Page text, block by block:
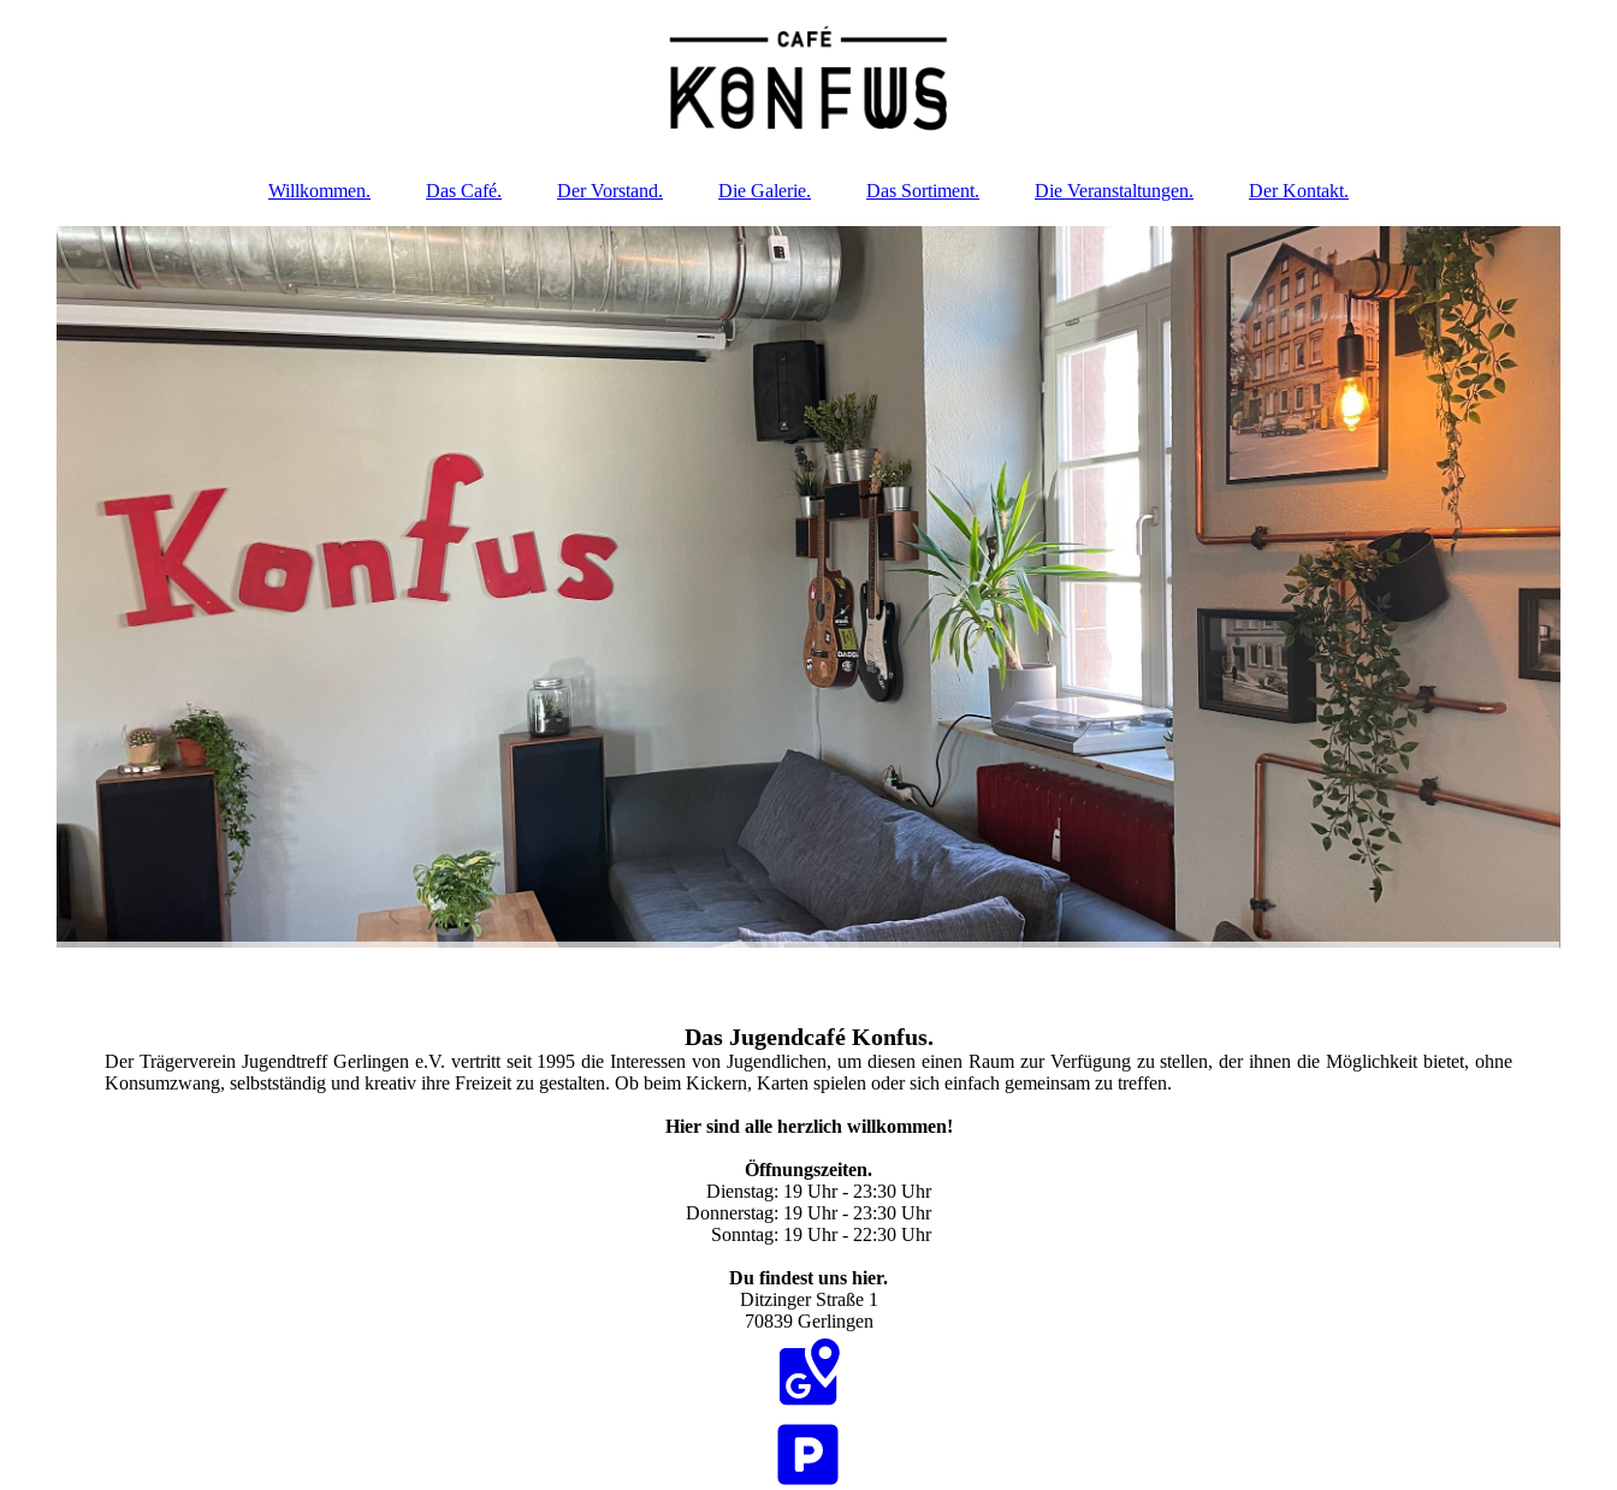
Willkommen. Das Café. Der Vorstand. Die Galerie. Das Sortiment. Die Veranstaltungen. Der Kontakt.
Das Jugendcafé Konfus.
Der Trägerverein Jugendtreff Gerlingen e.V. vertritt seit 1995 die Interessen von Jugendlichen, um diesen einen Raum zur Verfügung zu stellen, der ihnen die Möglichkeit bietet, ohne
Konsumzwang, selbstständig und kreativ ihre Freizeit zu gestalten. Ob beim Kickern, Karten spielen oder sich einfach gemeinsam zu treffen.
Hier sind alle herzlich willkommen!
Öffnungszeiten.
Dienstag: 19 Uhr - 23:30 Uhr
Donnerstag: 19 Uhr - 23:30 Uhr
Sonntag: 19 Uhr - 22:30 Uhr
Du findest uns hier.
Ditzinger Straße 1
70839 Gerlingen